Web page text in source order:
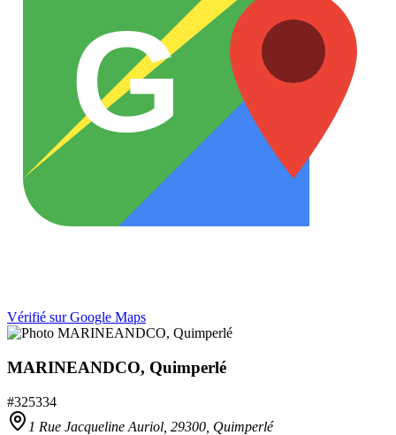
G
Vérifié sur Google Maps
MARINEANDCO, Quimperlé
#325334
1 Rue Jacqueline Auriol, 29300 Quimperlé